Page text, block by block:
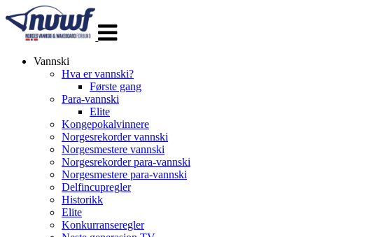
navigasjon
Vannski
Hva er vannski?
Første gang
Para-vannski
Elite
Kongepokalvinnere
Norgesrekorder vannski
Norgesmestere vannski
Norgesrekorder para-vannski
Norgesmestere para-vannski
Delfincupregler
Historikk
Elite
Konkurranseregler